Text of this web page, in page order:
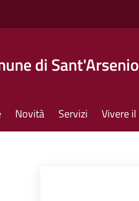
di Sant'Arsenio
Novità Servizi Vivere